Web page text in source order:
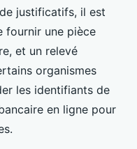
justificatifs, il est
fournir une pièce
et un relevé
organismes
les identifiants de
en ligne pour